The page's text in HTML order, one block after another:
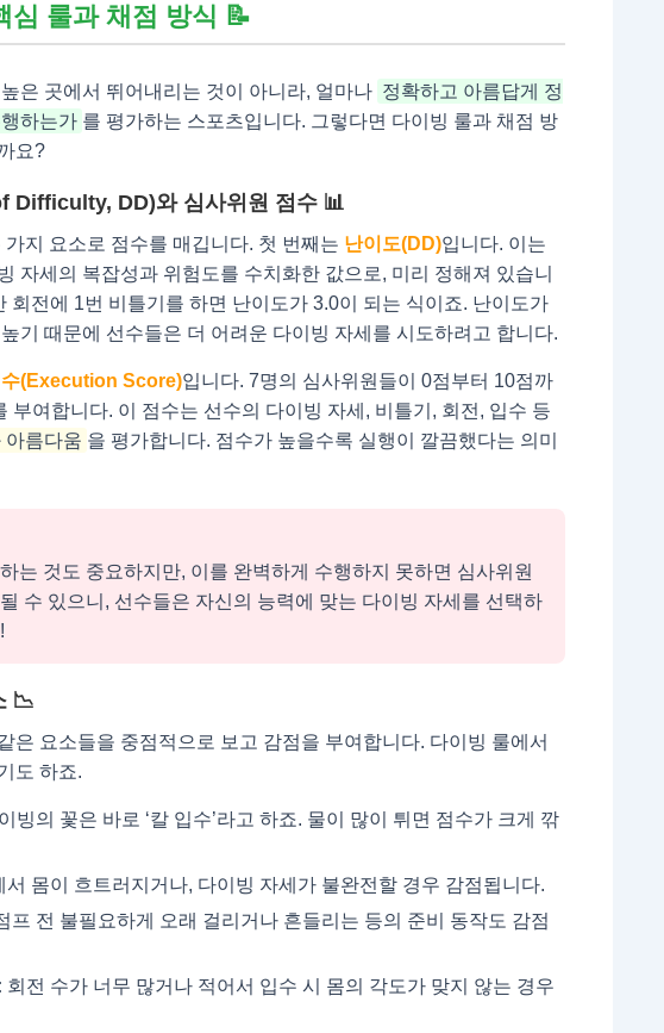
심 룰과 채점 방식 📝
은 곳에서 뛰어내리는 것이 아니라, 얼마나 정확하고 아름답게 정
하는가 를 평가하는 스포츠입니다. 그렇다면 다이빙 룰과 채점 방
요?
Difficulty, DD)와 심사위원 점수 📊
지 요소로 점수를 매깁니다. 첫 번째는 난이도(DD)입니다. 이는
자세의 복잡성과 위험도를 수치화한 값으로, 미리 정해져 있습니
회전에 1번 비틀기를 하면 난이도가 3.0이 되는 식이죠. 난이도가
기 때문에 선수들은 더 어려운 다이빙 자세를 시도하려고 합니다.
(Execution Score)입니다. 7명의 심사위원들이 0점부터 10점까
부여합니다. 이 점수는 선수의 다이빙 자세, 비틀기, 회전, 입수 등
아름다움 을 평가합니다. 점수가 높을수록 실행이 깔끔했다는 의미
는 것도 중요하지만, 이를 완벽하게 수행하지 못하면 심사위원
수 있으니, 선수들은 자신의 능력에 맞는 다이빙 자세를 선택하
📉
은 요소들을 중점적으로 보고 감점을 부여합니다. 다이빙 룰에서
도 하죠.
빙의 꽃은 바로 ‘칼 입수’라고 하죠. 물이 많이 튀면 점수가 크게 깎
서 몸이 흐트러지거나, 다이빙 자세가 불완전할 경우 감점됩니다.
프 전 불필요하게 오래 걸리거나 흔들리는 등의 준비 동작도 감점
회전 수가 너무 많거나 적어서 입수 시 몸의 각도가 맞지 않는 경우